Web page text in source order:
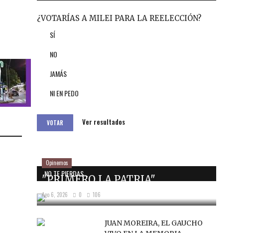
¿VOTARÍAS A MILEI PARA LA REELECCIÓN?
SÍ
NO
JAMÁS
NI EN PEDO
VOTAR Ver resultados
NO TE PIERDAS...
Opinemos
"PRIMERO LA PATRIA"
Ago 6, 2026 0 106
JUAN MOREIRA, EL GAUCHO